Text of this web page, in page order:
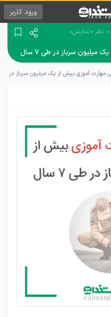
ورود کاربر
0 نظر «نمایش»
سرباز در طی ۷ سال
مهارت آموزی بیش از یک میلیون سرباز در طی ۷